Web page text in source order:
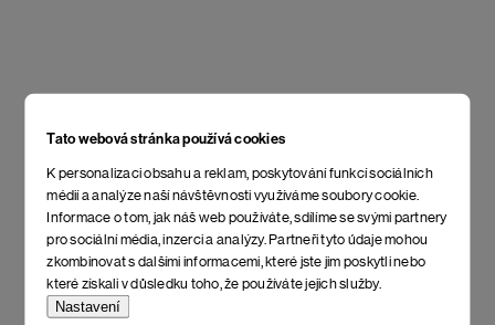
Tato webová stránka používá cookies
K personalizaci obsahu a reklam, poskytování funkcí sociálních
médií a analýze naší návštěvnosti využíváme soubory cookie.
Informace o tom, jak náš web používáte, sdílíme se svými partnery
pro sociální média, inzerci a analýzy. Partneři tyto údaje mohou
zkombinovat s dalšími informacemi, které jste jim poskytli nebo
které získali v důsledku toho, že používáte jejich služby.
Nastavení